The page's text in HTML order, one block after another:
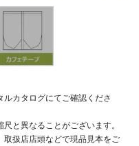
カタログにてご確認くださ
と異なることがございます。
扱店店頭などで現品見本をご